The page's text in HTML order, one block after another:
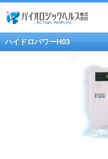
ハイドロパワーH03